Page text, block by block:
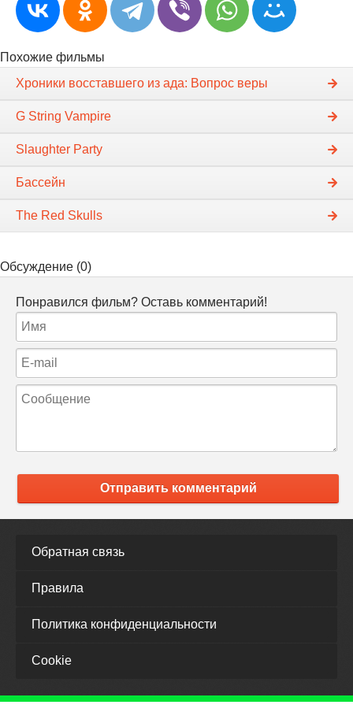
Похожие фильмы
Хроники восставшего из ада: Вопрос веры
G String Vampire
Slaughter Party
Бассейн
The Red Skulls
Обсуждение (0)
Понравился фильм? Оставь комментарий!
Отправить комментарий
Обратная связь
Правила
Политика конфиденциальности
Cookie